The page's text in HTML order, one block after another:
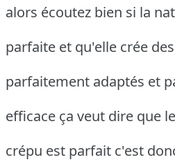
alors écoutez bien si la
parfaite et qu'elle crée
parfaitement adaptés et
efficace ça veut dire que
crépu est parfait c'est